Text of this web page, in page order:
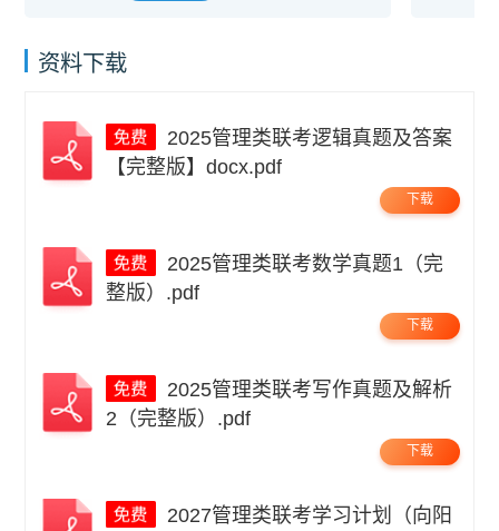
资料下载
【完整版】docx.pdf
下载
整版）.pdf
下载
2（完整版）.pdf
下载